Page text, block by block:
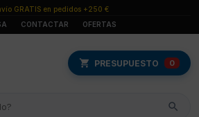
GRATIS en pedidos +250 €
CONTACTAR OFERTAS
PRESUPUESTO 0